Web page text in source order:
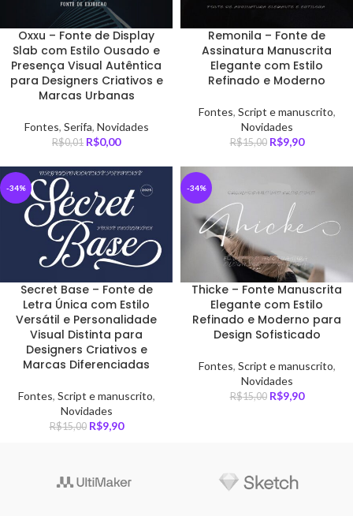
Oxxu – Fonte de Display
Slab com Estilo Ousado e
Presença Visual Autêntica
para Designers Criativos e
Marcas Urbanas
Fontes, Serifa, Novidades
R$0,01 R$0,00
Remonila – Fonte de
Assinatura Manuscrita
Elegante com Estilo
Refinado e Moderno
Fontes, Script e manuscrito,
Novidades
R$15,00 R$9,90
-34%
Secret Base – Fonte de
Letra Única com Estilo
Versátil e Personalidade
Visual Distinta para
Designers Criativos e
Marcas Diferenciadas
Fontes, Script e manuscrito,
Novidades
R$15,00 R$9,90
-34%
Thicke – Fonte Manuscrita
Elegante com Estilo
Refinado e Moderno para
Design Sofisticado
Fontes, Script e manuscrito,
Novidades
R$15,00 R$9,90